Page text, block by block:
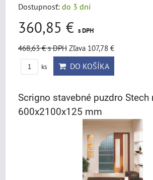
Dostupnosť: do 3 dní
360,85 € s DPH
468,63 €s DPH Zľava 107,78 €
ks DO KOŠÍKA
Scrigno stavebné puzdro Stech
600x2100x125 mm